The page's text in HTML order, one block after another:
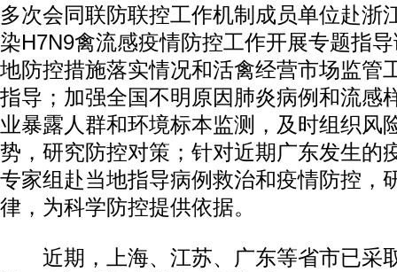
多次会同联防联控工作机制成员单位赴浙
染H7N9禽流感疫情防控工作开展专题指
地防控措施落实情况和活禽经营市场监管
指导；加强全国不明原因肺炎病例和流感
业暴露人群和环境标本监测，及时组织风
势，研究防控对策；针对近期广东发生的
专家组赴当地指导病例救治和疫情防控，
律，为科学防控提供依据。
近期，上海、江苏、广东等省市已采